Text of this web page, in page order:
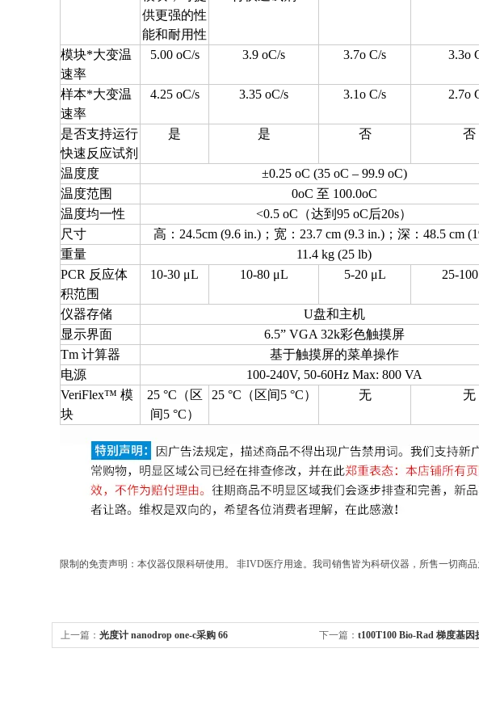
供更强的性
能和耐用性
模块*大变温
速率
5.00 oC/s 3.9 oC/s 3.7o C/s 3.3o
样本*大变温
速率
4.25 oC/s 3.35 oC/s 3.1o C/s 2.7o
是否支持运行
快速反应试剂
是 是 否 否
温度度
±0.25 oC (35 oC – 99.9 oC)
温度范围
0oC 至 100.0oC
温度均一性
<0.5 oC（达到95 oC后20s）
尺寸
高：24.5cm (9.6 in.)；宽：23.7 cm (9.3 in.)；深：48.5 cm
重量
11.4 kg (25 lb)
PCR 反应体
积范围
10-30 μL 10-80 μL 5-20 μL 25-
仪器存储
U盘和主机
显示界面
6.5” VGA 32k彩色触摸屏
Tm 计算器
基于触摸屏的菜单操作
电源
100-240V, 50-60Hz Max: 800 VA
VeriFlex™ 模
块
25 °C（区
间5 °C）
25 °C（区间5 °C） 无 无
限制的免责声明：本仪器仅限科研使用。 非IVD医疗用途。我司销售皆为科研仪器，所售一切商品
上一篇： 光度计 nanodrop one-c采购 66 下一篇： t100T100 Bio-Rad 梯度基因